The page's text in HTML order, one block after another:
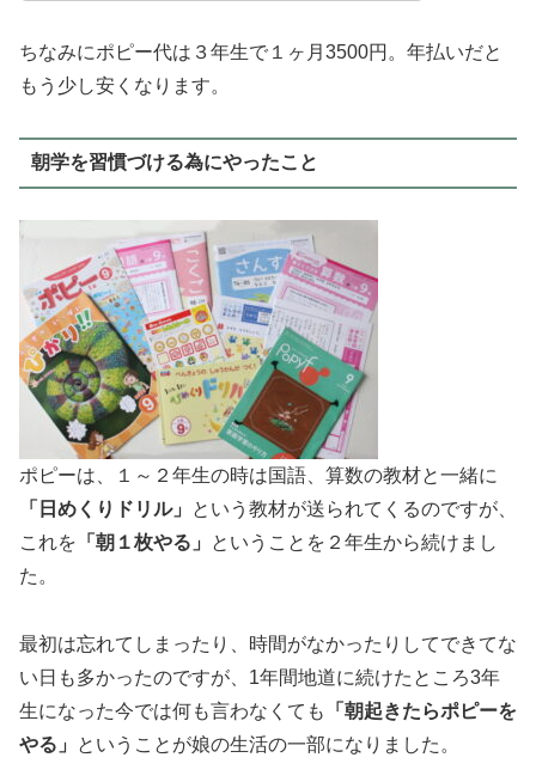
ちなみにポピー代は３年生で１ヶ月3500円。年払いだと
もう少し安くなります。
朝学を習慣づける為にやったこと
ポピーは、１～２年生の時は国語、算数の教材と一緒に
「日めくりドリル」
という教材が送られてくるのですが、
これを 「朝１枚やる」
ということを２年生から続けまし
た。
最初は忘れてしまったり、時間がなかったりしてできてな
い日も多かったのですが、1年間地道に続けたところ3年
生になった今では何も言わなくても
「朝起きたらポピーを
やる」
ということが娘の生活の一部になりました。